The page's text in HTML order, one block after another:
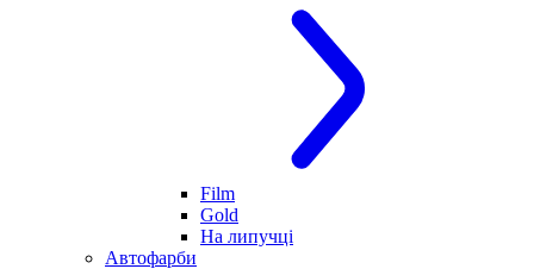
Film
Gold
На липучці
Автофарби